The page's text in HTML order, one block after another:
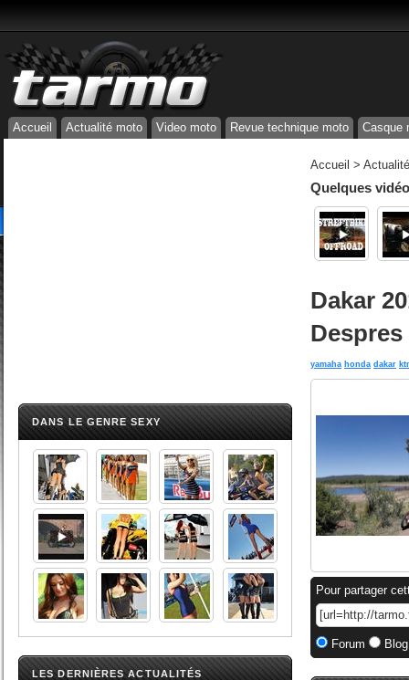
Accueil Actualité moto Video moto Revue technique moto Casque
DANS LE GENRE SEXY
LES DERNIÈRES ACTUALITÉS
Accueil >
Quelques
Dakar
Despres
yamaha honda dakar
Pour partager
Forum